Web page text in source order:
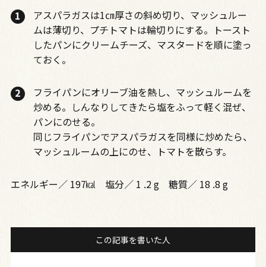
アスパラガスは1㎝厚さの斜め切り、マッシュルー
ムは薄切り、プチトマトは輪切りにする。トースト
したパンにクリームチーズ、マスタードを順に塗っ
ておく。
フライパンにオリーブ油を熱し、マッシュルームを
炒める。しんなりしてきたら塩をふって軽く混ぜ、
パンにのせる。
同じフライパンでアスパラガスを同様に炒めたら、
マッシュルームの上にのせ、トマトを散らす。
エネルギー／ 197㎉ 塩分／ 1 .2 g 糖質／ 18 .8 g
この記事を書いた人